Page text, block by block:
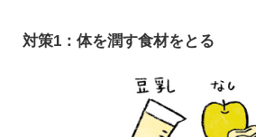
対策1：体を潤す食材をとる